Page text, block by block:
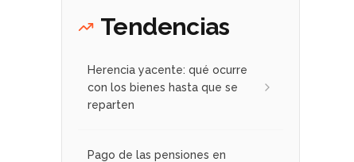
Tendencias
Herencia yacente: qué ocurre
con los bienes hasta que se
reparten
Pago de las pensiones en